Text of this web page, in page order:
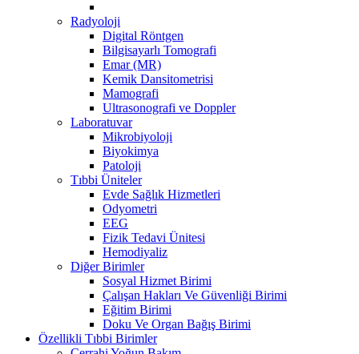
Radyoloji
Digital Röntgen
Bilgisayarlı Tomografi
Emar (MR)
Kemik Dansitometrisi
Mamografi
Ultrasonografi ve Doppler
Laboratuvar
Mikrobiyoloji
Biyokimya
Patoloji
Tıbbi Üniteler
Evde Sağlık Hizmetleri
Odyometri
EEG
Fizik Tedavi Ünitesi
Hemodiyaliz
Diğer Birimler
Sosyal Hizmet Birimi
Çalışan Hakları Ve Güvenliği Birimi
Eğitim Birimi
Doku Ve Organ Bağış Birimi
Özellikli Tıbbi Birimler